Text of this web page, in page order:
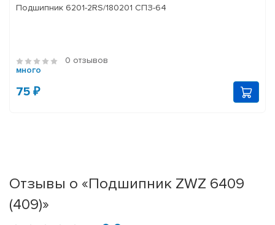
Подшипник 6201-2RS/180201 СПЗ-64
0 отзывов
много
75 ₽
Отзывы о «Подшипник ZWZ 6409
(409)»